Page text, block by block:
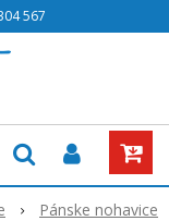
567
Pánske nohavice